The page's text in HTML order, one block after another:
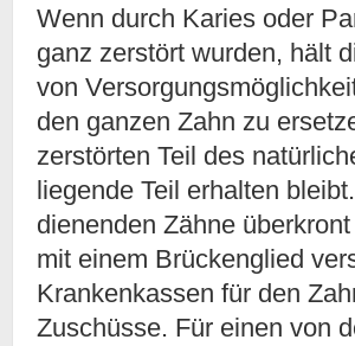
Wenn durch Karies oder
ganz zerstört wurden, hält
von
den ganzen Zahn zu
zerstörten Teil des
liegende Teil erhalten
dienenden Zähne
mit einem Brückenglied
Krankenkassen für den
Zuschüsse. Für einen von